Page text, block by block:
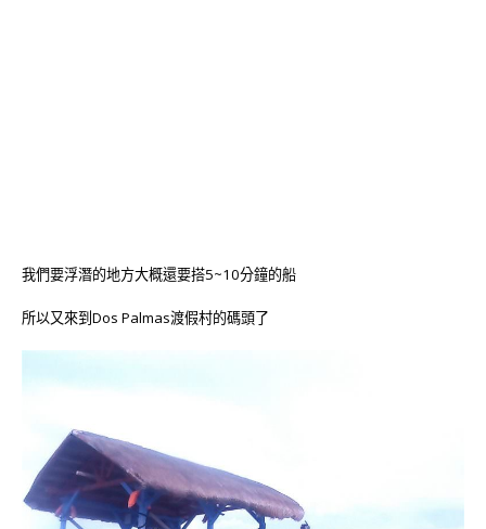
我們要浮潛的地方大概還要搭5~10分鐘的船
所以又來到Dos Palmas渡假村的碼頭了